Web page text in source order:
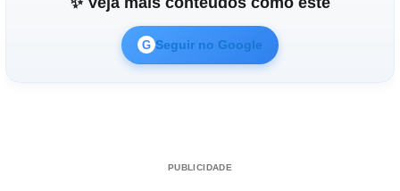
G Seguir no Google
PUBLICIDADE